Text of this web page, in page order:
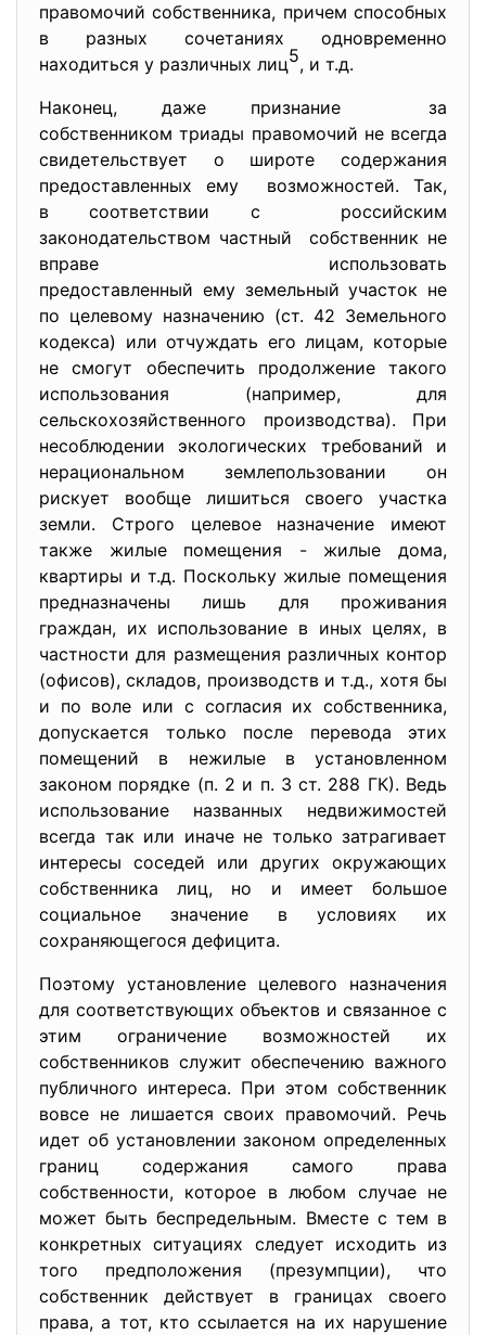
правомочий собственника, причем способных
в разных сочетаниях одновременно
находиться у различных лиц5, и т.д.
Наконец, даже признание за
собственником триады правомочий не всегда
свидетельствует о широте содержания
предоставленных ему возможностей. Так,
в соответствии с российским
законодательством частный собственник не
вправе использовать
предоставленный ему земельный участок не
по целевому назначению (ст. 42 Земельного
кодекса) или отчуждать его лицам, которые
не смогут обеспечить продолжение такого
использования (например, для
сельскохозяйственного производства). При
несоблюдении экологических требований и
нерациональном землепользовании он
рискует вообще лишиться своего участка
земли. Строго целевое назначение имеют
также жилые помещения - жилые дома,
квартиры и т.д. Поскольку жилые помещения
предназначены лишь для проживания
граждан, их использование в иных целях, в
частности для размещения различных контор
(офисов), складов, производств и т.д., хотя бы
и по воле или с согласия их собственника,
допускается только после перевода этих
помещений в нежилые в установленном
законом порядке (п. 2 и п. 3 ст. 288 ГК). Ведь
использование названных недвижимостей
всегда так или иначе не только затрагивает
интересы соседей или других окружающих
собственника лиц, но и имеет большое
социальное значение в условиях их
сохраняющегося дефицита.
Поэтому установление целевого назначения
для соответствующих объектов и связанное с
этим ограничение возможностей их
собственников служит обеспечению важного
публичного интереса. При этом собственник
вовсе не лишается своих правомочий. Речь
идет об установлении законом определенных
границ содержания самого права
собственности, которое в любом случае не
может быть беспредельным. Вместе с тем в
конкретных ситуациях следует исходить из
того предположения (презумпции), что
собственник действует в границах своего
права, а тот, кто ссылается на их нарушение